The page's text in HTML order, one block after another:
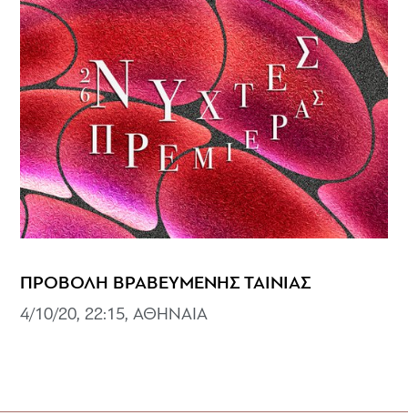
ΠΡΟΒΟΛΗ ΒΡΑΒΕΥΜΕΝΗΣ ΤΑΙΝΙΑΣ
4/10/20, 22:15, ΑΘΗΝΑΙΑ